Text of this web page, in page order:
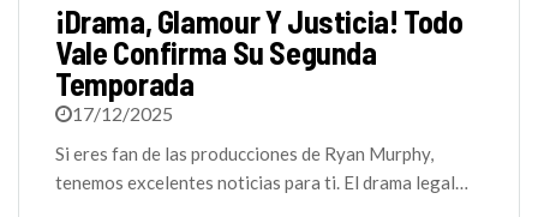
¡Drama, Glamour Y Justicia! Todo
Vale Confirma Su Segunda
Temporada
17/12/2025
Si eres fan de las producciones de Ryan Murphy,
tenemos excelentes noticias para ti. El drama legal…